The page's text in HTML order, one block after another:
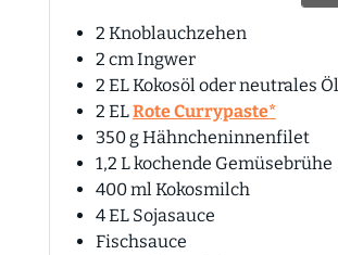
2 Knoblauchzehen
2 cm Ingwer
2 ELKokosöl oder neutrales Öl
2 ELRote Currypaste*
350gHähncheninnenfilet
1,2 Lkochende Gemüsebrühe
400ml Kokosmilch
4EL Sojasauce
Fischsauce